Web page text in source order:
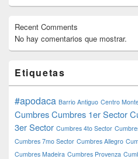
Recent Comments
No hay comentarios que mostrar.
Etiquetas
#apodaca Barrio Antiguo Centro
CumbresCumbres 1er Sector
3er Sector Cumbres 4to Sector
Cumbres 7mo Sector Cumbres Allegro
Cumbres Madeira Cumbres Provenza